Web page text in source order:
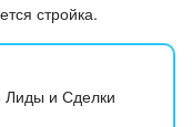
стройка.
Лиды и Сделки